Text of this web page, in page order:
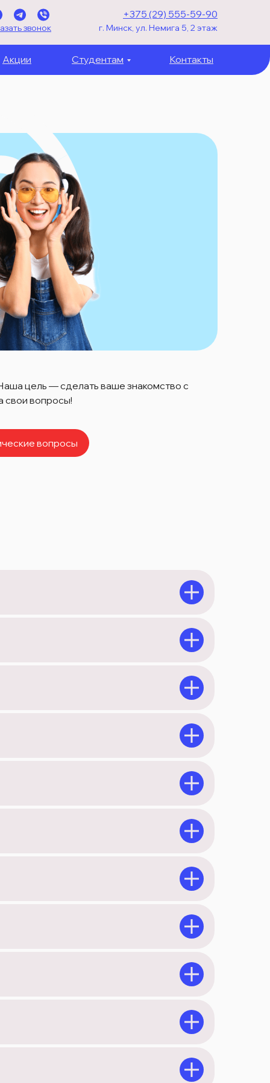
г. Минск, ул. Немига 5, 2 этаж
звонок
+375 (29) 555-59-90
Студентам
Акции Контакты
цель — сделать ваше знакомство с
свои вопросы!
вопросы